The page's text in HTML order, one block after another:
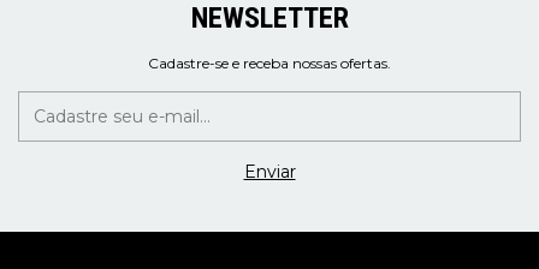
NEWSLETTER
Cadastre-se e receba nossas ofertas.